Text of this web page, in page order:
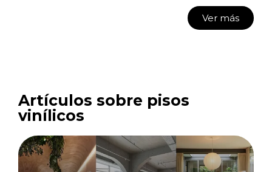
Ver más
Artículos sobre pisos
vinílicos